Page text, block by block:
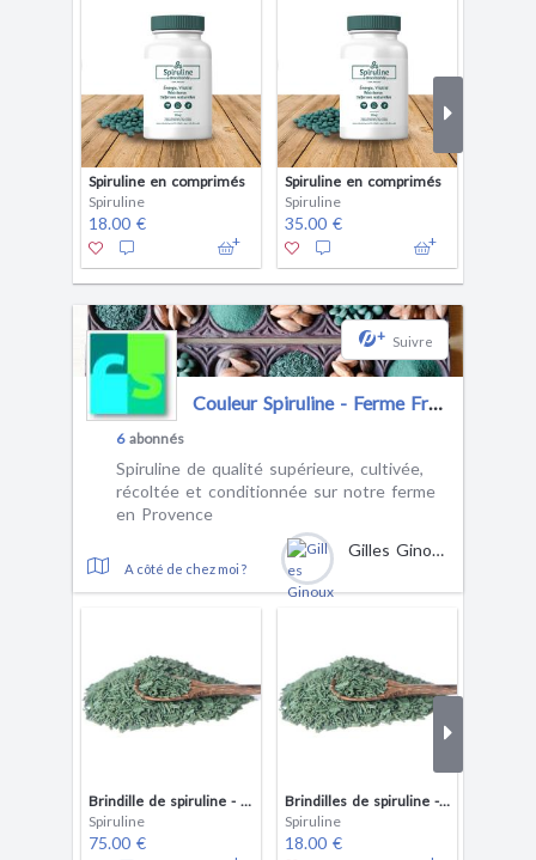
Spiruline en comprimés
Spiruline
18.00 €
Spiruline en comprimés
Spiruline
35.00 €
+ Suivre
Couleur Spiruline - Ferme Francaise
6abonnés
Spiruline de qualité supérieure, cultivée,
récoltée et conditionnée sur notre ferme
en Provence
A côté de chez moi ?
Gilles Ginoux
Brindille de spiruline - sachet de 500g
Spiruline
75.00 €
Brindilles de spiruline - 100 g
Spiruline
18.00 €